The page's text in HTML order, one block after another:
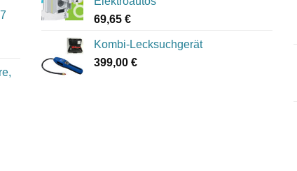
69,65 €
Kombi-Lecksuchgerät
399,00 €